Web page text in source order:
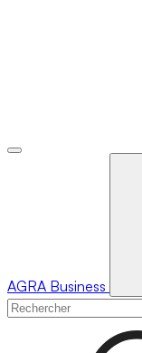
AGRA Business